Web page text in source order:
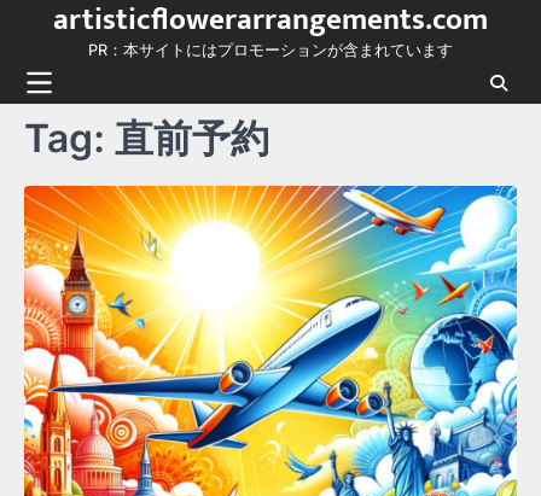
content
artisticflowerarrangements.com
PR：本サイトにはプロモーションが含まれています
Tag: 直前予約